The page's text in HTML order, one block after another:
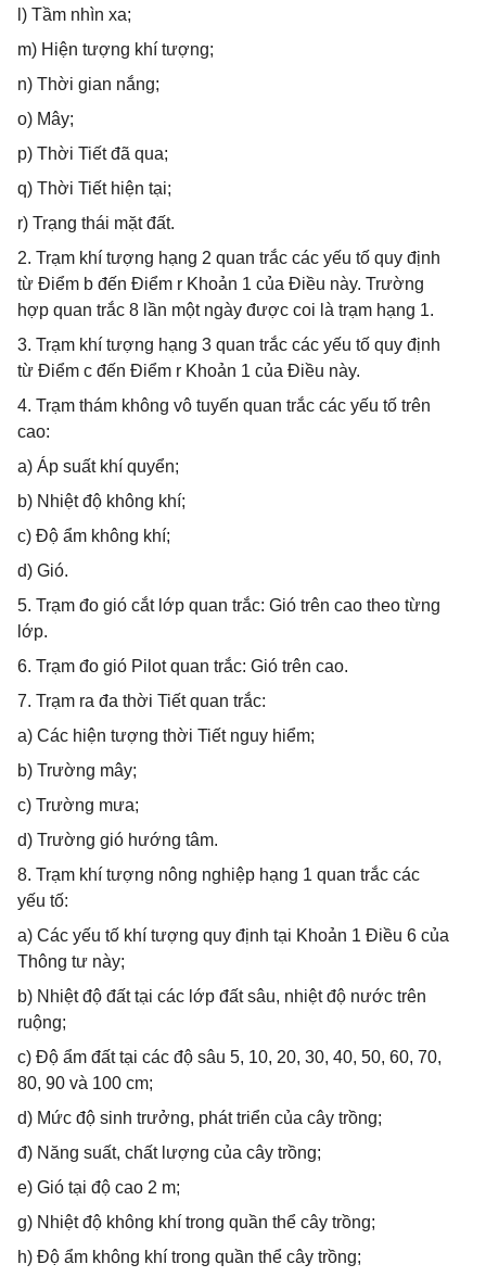
l) Tầm nhìn xa;
m) Hiện tượng khí tượng;
n) Thời gian nắng;
o) Mây;
p) Thời Tiết đã qua;
q) Thời Tiết hiện tại;
r) Trạng thái mặt đất.
2. Trạm khí tượng hạng 2 quan trắc các yếu tố quy định
từ Điểm b đến Điểm r Khoản 1 của Điều này. Trường
hợp quan trắc 8 lần một ngày được coi là trạm hạng 1.
3. Trạm khí tượng hạng 3 quan trắc các yếu tố quy định
từ Điểm c đến Điểm r Khoản 1 của Điều này.
4. Trạm thám không vô tuyến quan trắc các yếu tố trên
cao:
a) Áp suất khí quyển;
b) Nhiệt độ không khí;
c) Độ ẩm không khí;
d) Gió.
5. Trạm đo gió cắt lớp quan trắc: Gió trên cao theo từng
lớp.
6. Trạm đo gió Pilot quan trắc: Gió trên cao.
7. Trạm ra đa thời Tiết quan trắc:
a) Các hiện tượng thời Tiết nguy hiểm;
b) Trường mây;
c) Trường mưa;
d) Trường gió hướng tâm.
8. Trạm khí tượng nông nghiệp hạng 1 quan trắc các
yếu tố:
a) Các yếu tố khí tượng quy định tại Khoản 1 Điều 6 của
Thông tư này;
b) Nhiệt độ đất tại các lớp đất sâu, nhiệt độ nước trên
ruộng;
c) Độ ẩm đất tại các độ sâu 5, 10, 20, 30, 40, 50, 60, 70,
80, 90 và 100 cm;
d) Mức độ sinh trưởng, phát triển của cây trồng;
đ) Năng suất, chất lượng của cây trồng;
e) Gió tại độ cao 2 m;
g) Nhiệt độ không khí trong quần thể cây trồng;
h) Độ ẩm không khí trong quần thể cây trồng;